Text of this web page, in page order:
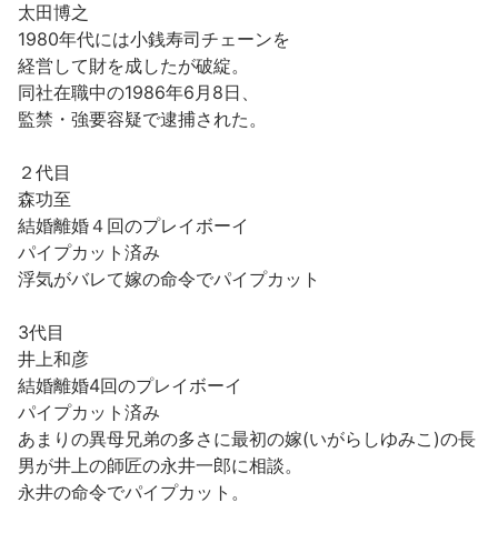
太田博之
1980年代には小銭寿司チェーンを
経営して財を成したが破綻。
同社在職中の1986年6月8日、
監禁・強要容疑で逮捕された。
２代目
森功至
結婚離婚４回のプレイボーイ
パイプカット済み
浮気がバレて嫁の命令でパイプカット
3代目
井上和彦
結婚離婚4回のプレイボーイ
パイプカット済み
あまりの異母兄弟の多さに最初の嫁(いがらしゆみこ)の長
男が井上の師匠の永井一郎に相談。
永井の命令でパイプカット。